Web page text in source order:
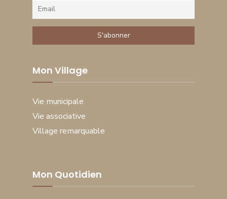
Mon Village
Vie municipale
Vie associative
Village remarquable
Mon Quotidien